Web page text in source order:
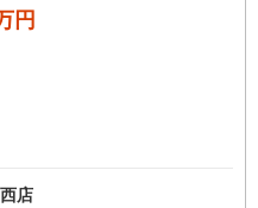
円
店